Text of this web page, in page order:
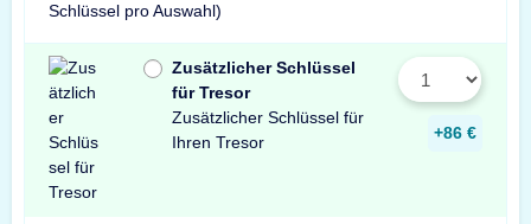
Schlüssel pro Auswahl)
Zusätzlicher Schlüssel
für Tresor
Zusätzlicher Schlüssel für
Ihren Tresor
+86 €